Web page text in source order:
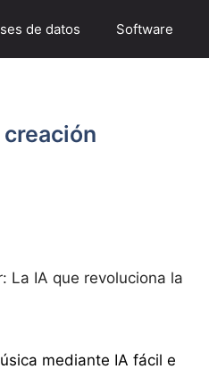
de datos Software
La IA que revoluciona la
mediante IA fácil e